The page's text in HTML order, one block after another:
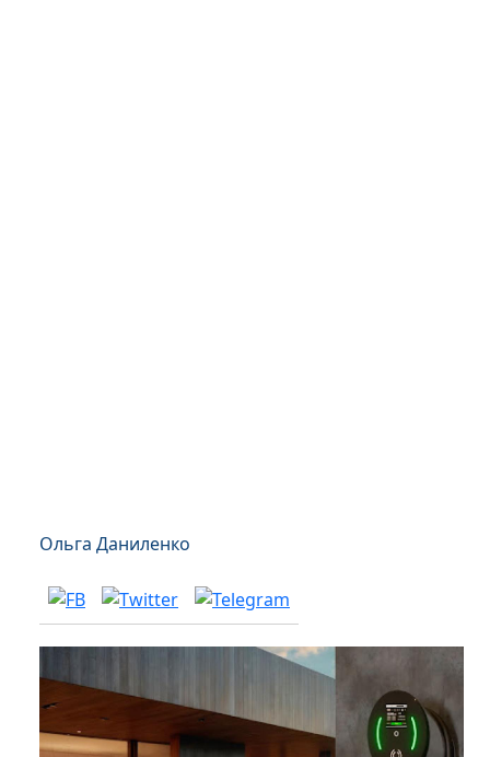
Ольга Даниленко